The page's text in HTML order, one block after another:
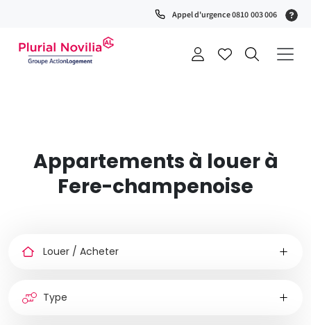
Appel d'urgence 0810 003 006
Appartements à louer à
Fere-champenoise
de
chat